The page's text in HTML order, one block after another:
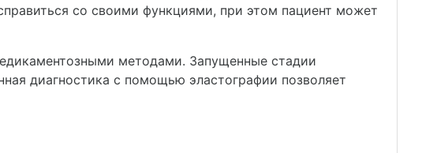
со своими функциями, при этом пациент может
методами. Запущенные стадии
диагностика с помощью эластографии позволяет